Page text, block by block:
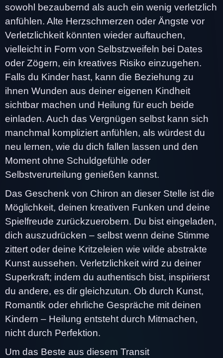
sowohl bezaubernd als auch ein wenig verletzlich
anfühlen. Alte Herzschmerzen oder Ängste vor
Verletzlichkeit könnten wieder auftauchen,
vielleicht in Form von Selbstzweifeln bei Dates
oder Zögern, ein kreatives Risiko einzugehen.
Falls du Kinder hast, kann die Beziehung zu
ihnen Wunden aus deiner eigenen Kindheit
sichtbar machen und Heilung für euch beide
einladen. Auch das Vergnügen selbst kann sich
manchmal kompliziert anfühlen, als würdest du
neu lernen, wie du dich fallen lassen und den
Moment ohne Schuldgefühle oder
Selbstverurteilung genießen kannst.
Das Geschenk von Chiron an dieser Stelle ist die
Möglichkeit, deinen kreativen Funken und deine
Spielfreude zurückzuerobern. Du bist eingeladen,
dich auszudrücken – selbst wenn deine Stimme
zittert oder deine Kritzeleien wie wilde abstrakte
Kunst aussehen. Verletzlichkeit wird zu deiner
Superkraft; indem du authentisch bist, inspirierst
du andere, es dir gleichzutun. Ob durch Kunst,
Romantik oder ehrliche Gespräche mit deinen
Kindern – Heilung entsteht durch Mitmachen,
nicht durch Perfektion.
Um das Beste aus diesem Transit